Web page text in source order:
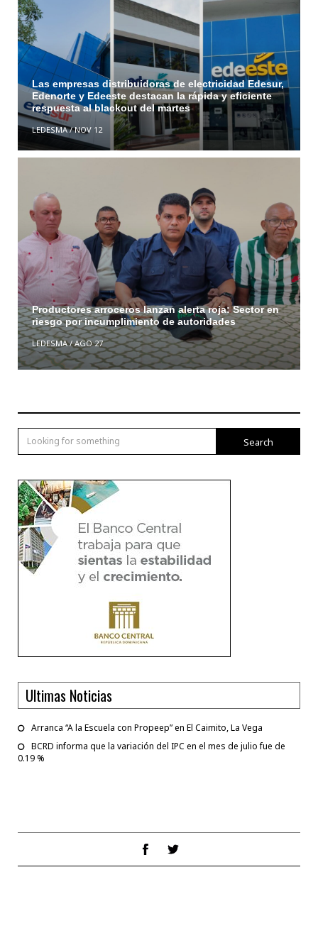
Las empresas distribuidoras de electricidad Edesur,
Edenorte y Edeeste destacan la rápida y eficiente
respuesta al blackout del martes
LEDESMA/NOV 12
Productores arroceros lanzan alerta roja: Sector en
riesgo por incumplimiento de autoridades
LEDESMA/AGO 27
Search
Ultimas Noticias
Arranca “A la Escuela con Propeep” en El Caimito, La Vega
BCRD informa que la variación del IPC en el mes de julio fue de
0.19 %